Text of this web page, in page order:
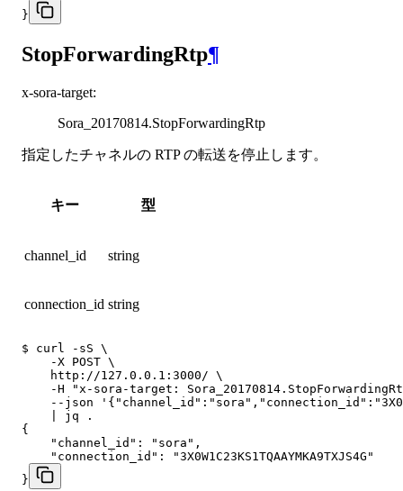
}
StopForwardingRtp¶
x-sora-target:
Sora_20170814.StopForwardingRtp
指定したチャネルの RTP の転送を停止します。
キー 型
channel_id string
connection_id string
$ curl -sS \
    -X POST \
    http://127.0.0.1:3000/ \
-H "x-sora-target:
--json
    | jq .
{
    "channel_id": "sora",
    "connection_id": "3X0W1C23KS1TQAAYMKA9TXJS4G"
}